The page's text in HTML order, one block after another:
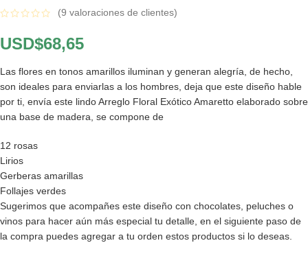
(9 valoraciones de clientes)
USD$68,65
Las flores en tonos amarillos iluminan y generan alegría, de hecho,
son ideales para enviarlas a los hombres, deja que este diseño hable
por ti, envía este lindo Arreglo Floral Exótico Amaretto elaborado sobre
una base de madera, se compone de
12 rosas
Lirios
Gerberas amarillas
Follajes verdes
Sugerimos que acompañes este diseño con chocolates, peluches o
vinos para hacer aún más especial tu detalle, en el siguiente paso de
la compra puedes agregar a tu orden estos productos si lo deseas.